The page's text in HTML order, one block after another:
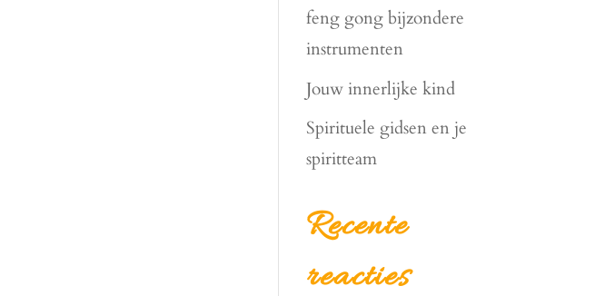
feng gong bijzondere
instrumenten
Jouw innerlijke kind
Spirituele gidsen en je
spiritteam
Recente
reacties